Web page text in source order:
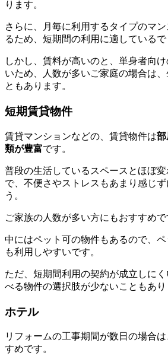
ります。
さらに、月毎に利用するタイプのマ
るため、短期間の利用に適しているで
しかし、賃料が高いのと、単身者向
いため、人数が多いご家庭の場合は
ともあります。
短期賃貸物件
賃貸マンションなどの、賃貸物件は部
類が豊富です。
普段の生活しているスペースとほぼ
で、不便さやストレスもあまり感じ
う。
ご家族の人数が多い方にもおすすめで
中にはペット可の物件もあるので、
も利用しやすいです。
ただ、短期間利用の契約が成立しに
べる物件の選択肢が少ないこともあり
ホテル
リフォームの工事期間が数日の場合
すめです。